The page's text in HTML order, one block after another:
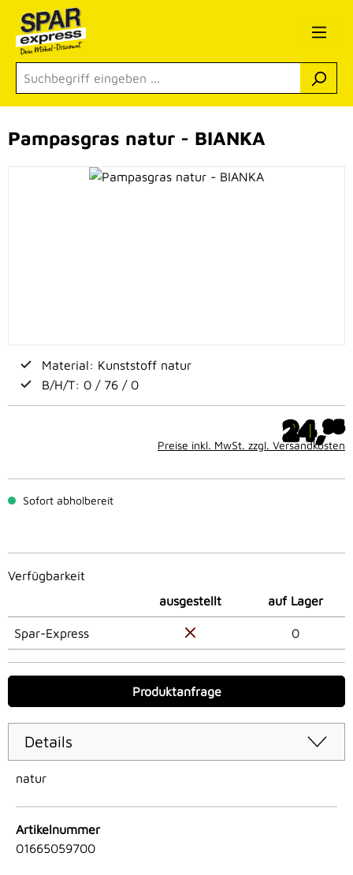
Zum Hauptinhalt springen
Bildergalerie überspringen
Pampasgras natur - BIANKA
Material: Kunststoff natur
B/H/T: 0 / 76 / 0
24,95
Preise inkl. MwSt. zzgl. Versandkosten
Sofort abholbereit
Verfügbarkeit
ausgestellt
auf Lager
Spar-Express 0
Produktanfrage
Details
natur
Artikelnummer
01665059700